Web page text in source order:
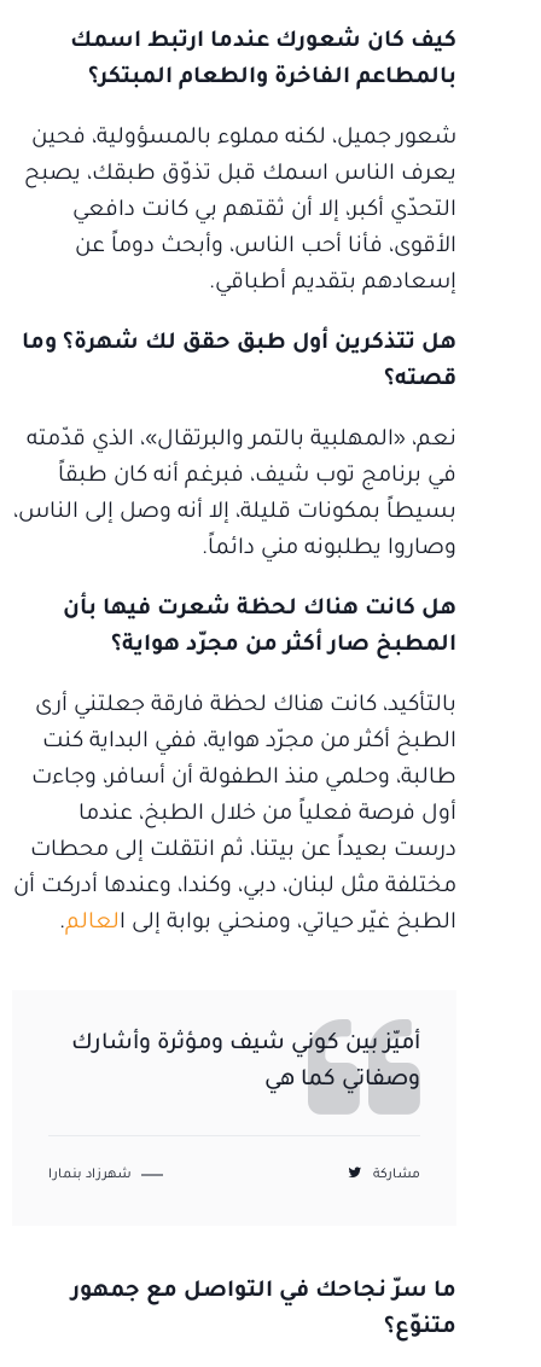
كيف كان شعورك عندما ارتبط اسمك
بالمطاعم الفاخرة والطعام المبتكر؟
شعور جميل، لكنه مملوء بالمسؤولية، فحين
يعرف الناس اسمك قبل تذوّق طبقك، يصبح
التحدّي أكبر، إلا أن ثقتهم بي كانت دافعي
الأقوى، فأنا أحب الناس، وأبحث دوماً عن
إسعادهم بتقديم أطباقي.
هل تتذكرين أول طبق حقق لك شهرة؟ وما
قصته؟
نعم، «المهلبية بالتمر والبرتقال»، الذي قدّمته
في برنامج توب شيف، فبرغم أنه كان طبقاً
بسيطاً بمكونات قليلة، إلا أنه وصل إلى الناس،
وصاروا يطلبونه مني دائماً.
هل كانت هناك لحظة شعرت فيها بأن
المطبخ صار أكثر من مجرّد هواية؟
بالتأكيد، كانت هناك لحظة فارقة جعلتني أرى
الطبخ أكثر من مجرّد هواية، ففي البداية كنت
طالبة، وحلمي منذ الطفولة أن أسافر، وجاءت
أول فرصة فعلياً من خلال الطبخ، عندما
درست بعيداً عن بيتنا، ثم انتقلت إلى محطات
مختلفة مثل لبنان، دبي، وكندا، وعندها أدركت أن
الطبخ غيّر حياتي، ومنحني بوابة إلى العالم.
أميّز بين كوني شيف ومؤثرة وأشارك
وصفاتي كما هي
مشاركة شهرزاد بنمارا
ما سرّ نجاحك في التواصل مع جمهور
متنوّع؟